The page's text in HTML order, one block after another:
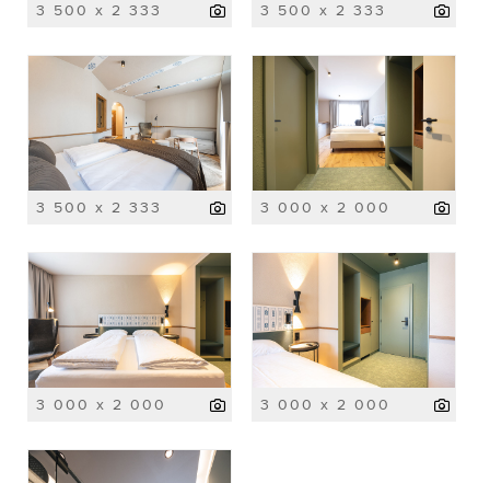
3 500 x 2 333 3 500 x 2 333
3 500 x 2 333 3 000 x 2 000
3 000 x 2 000 3 000 x 2 000